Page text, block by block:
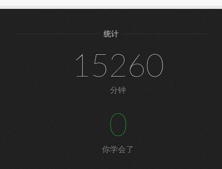
统计
15260
分钟
0
你学会了